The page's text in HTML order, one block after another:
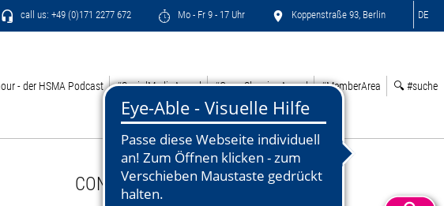
call us: +49 (0)171 2277 672 Mo - Fr 9 - 17 Uhr Koppenstraße 93, Berlin DE
- der HSMA Podcast #SocialMediaAward #GreenSleepingAward #MemberArea 🔍 #suche
CONTACT: